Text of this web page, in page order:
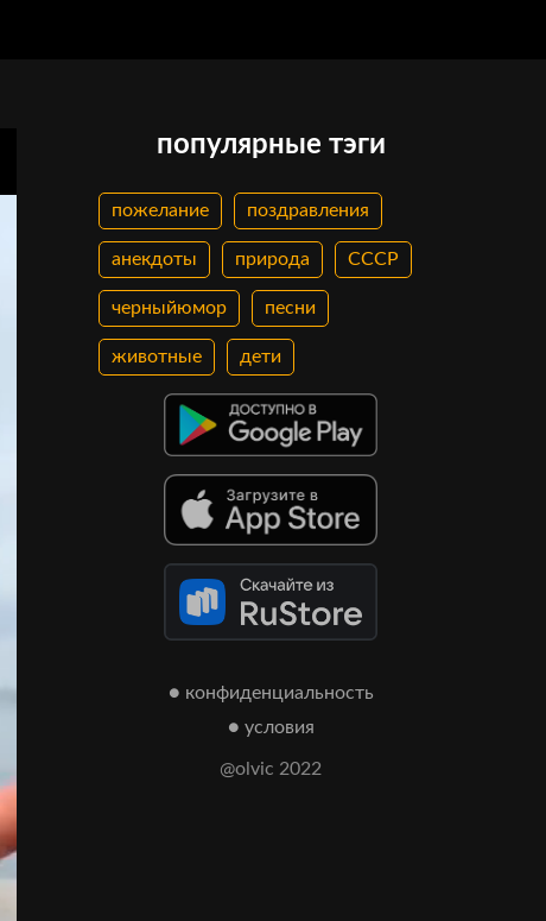
популярные тэги
пожелание поздравления
анекдоты природа СССР
черныйюмор песни
животные дети
● конфиденциальность
● условия
@olvic 2022